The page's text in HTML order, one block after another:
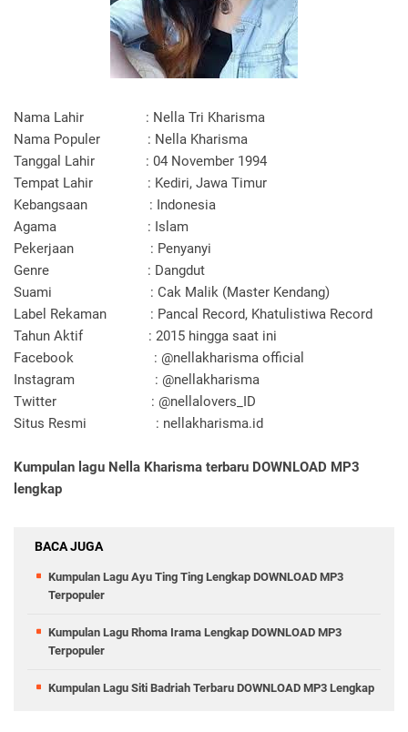
Nama Lahir : Nella Tri Kharisma
Nama Populer : Nella Kharisma
Tanggal Lahir : 04 November 1994
Tempat Lahir : Kediri, Jawa Timur
Kebangsaan : Indonesia
Agama : Islam
Pekerjaan : Penyanyi
Genre : Dangdut
Suami : Cak Malik (Master Kendang)
Label Rekaman : Pancal Record, Khatulistiwa Record
Tahun Aktif : 2015 hingga saat ini
Facebook : @nellakharisma official
Instagram : @nellakharisma
Twitter : @nellalovers_ID
Situs Resmi : nellakharisma.id
Kumpulan lagu Nella Kharisma terbaru DOWNLOAD MP3
lengkap
BACA JUGA
Kumpulan Lagu Ayu Ting Ting Lengkap DOWNLOAD MP3
Terpopuler
Kumpulan Lagu Rhoma Irama Lengkap DOWNLOAD MP3
Terpopuler
Kumpulan Lagu Siti Badriah Terbaru DOWNLOAD MP3 Lengkap